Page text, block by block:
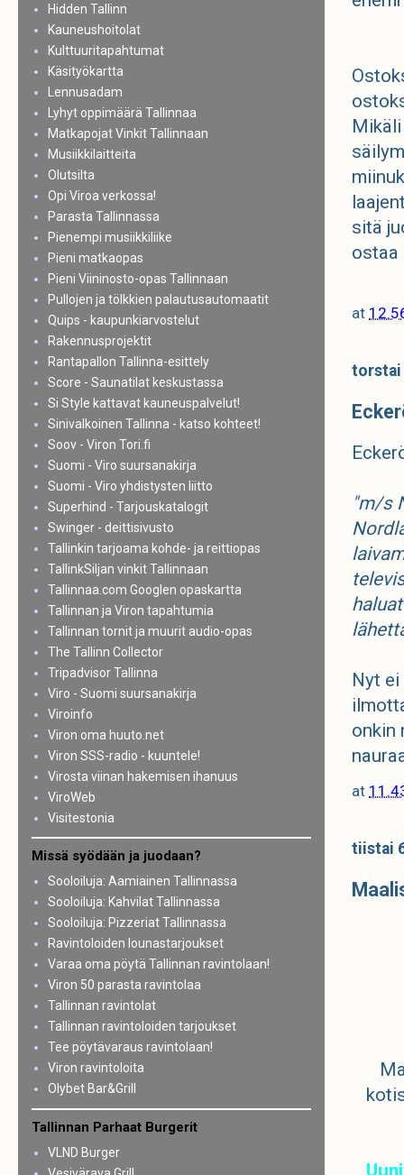
sitä
ostaa
at
torstai
"m/s
Nyt
onkin
at
tiistai
Hidden Tallinn
Kauneushoitolat
Kulttuuritapahtumat
Käsityökartta
Lennusadam
Lyhyt oppimäärä Tallinnaa
Matkapojat Vinkit Tallinnaan
Musiikkilaitteita
Olutsilta
Opi Viroa verkossa!
Parasta Tallinnassa
Pienempi musiikkiliike
Pieni matkaopas
Pieni Viininosto-opas Tallinnaan
Pullojen ja tölkkien palautusautomaatit
Quips - kaupunkiarvostelut
Rakennusprojektit
Rantapallon Tallinna-esittely
Score - Saunatilat keskustassa
Si Style kattavat kauneuspalvelut!
Sinivalkoinen Tallinna - katso kohteet!
Soov - Viron Tori.fi
Suomi - Viro suursanakirja
Suomi - Viro yhdistysten liitto
Superhind - Tarjouskatalogit
Swinger - deittisivusto
Tallinkin tarjoama kohde- ja reittiopas
TallinkSiljan vinkit Tallinnaan
Tallinnaa.com Googlen opaskartta
Tallinnan ja Viron tapahtumia
Tallinnan tornit ja muurit audio-opas
The Tallinn Collector
Tripadvisor Tallinna
Viro - Suomi suursanakirja
Viroinfo
Viron oma huuto.net
Viron SSS-radio - kuuntele!
Virosta viinan hakemisen ihanuus
ViroWeb
Visitestonia
Missä syödään ja juodaan?
Sooloiluja: Aamiainen Tallinnassa
Sooloiluja: Kahvilat Tallinnassa
Sooloiluja: Pizzeriat Tallinnassa
Ravintoloiden lounastarjoukset
Varaa oma pöytä Tallinnan ravintolaan!
Viron 50 parasta ravintolaa
Tallinnan ravintolat
Tallinnan ravintoloiden tarjoukset
Tee pöytävaraus ravintolaan!
Viron ravintoloita
Olybet Bar&Grill
Tallinnan Parhaat Burgerit
VLND Burger